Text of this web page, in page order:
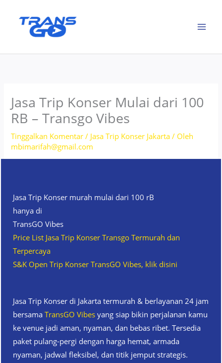
Jasa Trip Konser Mulai dari 100
RB – Transgo Vibes
Tinggalkan Komentar / Jasa Trip Konser Jakarta / Oleh
mbimarifah@gmail.com
Jasa Trip Konser murah mulai dari 100 rB
hanya di
TransGO Vibes
Price List Jasa Trip Konser Transgo Termurah dan
Terpercaya
S&K Open Trip Konser TransGO Vibes, klik disini
Jasa Trip Konser di Jakarta termurah & berlayanan 24 jam
bersamaTransGO Vibes yang siap bikin perjalanan kamu
ke venue jadi aman, nyaman, dan bebas ribet. Tersedia
paket pulang-pergi dengan harga hemat, armada
nyaman, jadwal fleksibel, dan titik jemput strategis.